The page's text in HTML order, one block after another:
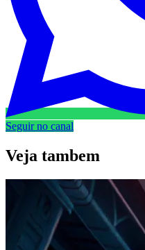
Seguir no canal
Veja tambem